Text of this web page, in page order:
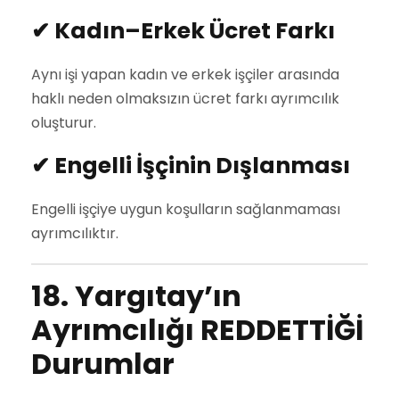
✔ Kadın–Erkek Ücret Farkı
Aynı işi yapan kadın ve erkek işçiler arasında
haklı neden olmaksızın ücret farkı ayrımcılık
oluşturur.
✔ Engelli İşçinin Dışlanması
Engelli işçiye uygun koşulların sağlanmaması
ayrımcılıktır.
18. Yargıtay’ın
Ayrımcılığı REDDETTİĞİ
Durumlar